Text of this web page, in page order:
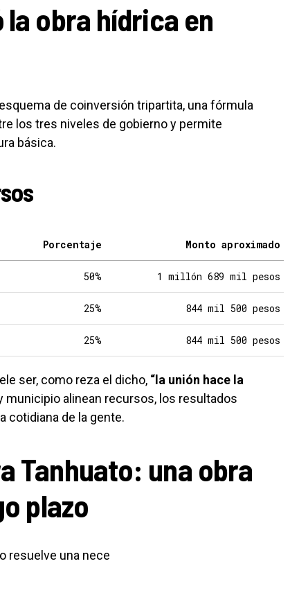
obra hídrica en
de coinversión tripartita, una fórmula
los tres niveles de gobierno y permite
básica.
Porcentaje Monto aproximado
50% 1 millón 689 mil pesos
25% 844 mil 500 pesos
25% 844 mil 500 pesos
ser, como reza el dicho, “la unión hace la
municipio alinean recursos, los resultados
cotidiana de la gente.
Tanhuato: una obra
plazo
resuelve una nece